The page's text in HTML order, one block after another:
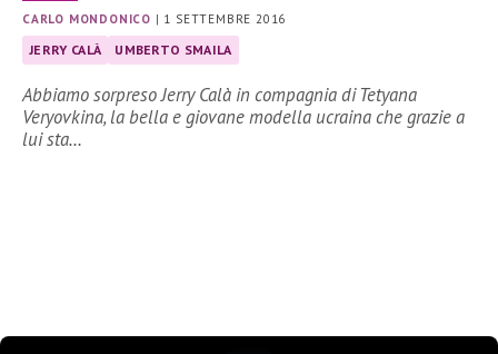
CARLO MONDONICO | 1 SETTEMBRE 2016
JERRY CALÀ UMBERTO SMAILA
Abbiamo sorpreso Jerry Calà in compagnia di Tetyana
Veryovkina, la bella e giovane modella ucraina che grazie a
lui sta…